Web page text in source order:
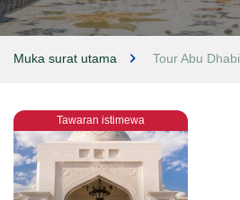
Muka surat utama Tour Abu Dhabi
Tawaran istimewa